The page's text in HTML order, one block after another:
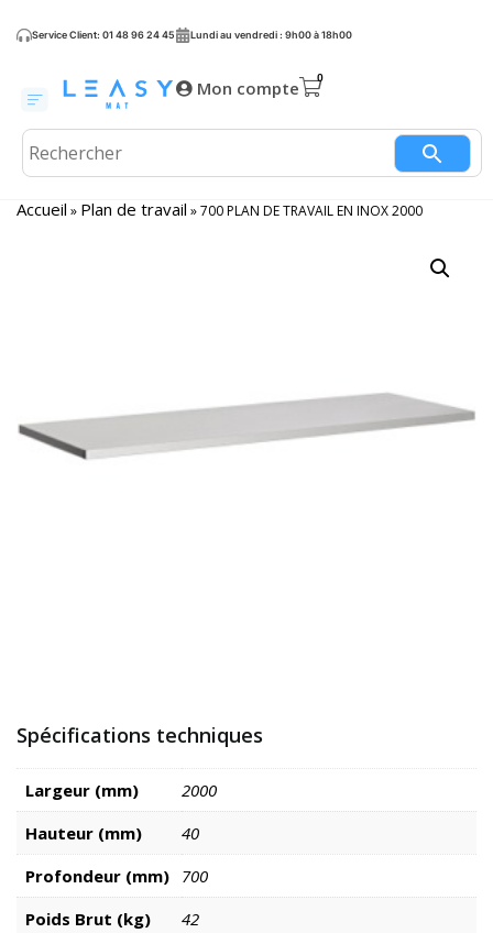
Service Client: 01 48 96 24 45 Lundi au vendredi : 9h00 à 18h00
Mon compte
Accueil » Plan de travail »700 PLAN DE TRAVAIL EN INOX 2000
Spécifications techniques
Largeur (mm)
2000
Hauteur (mm)
40
Profondeur (mm) 700
Poids Brut (kg)
42